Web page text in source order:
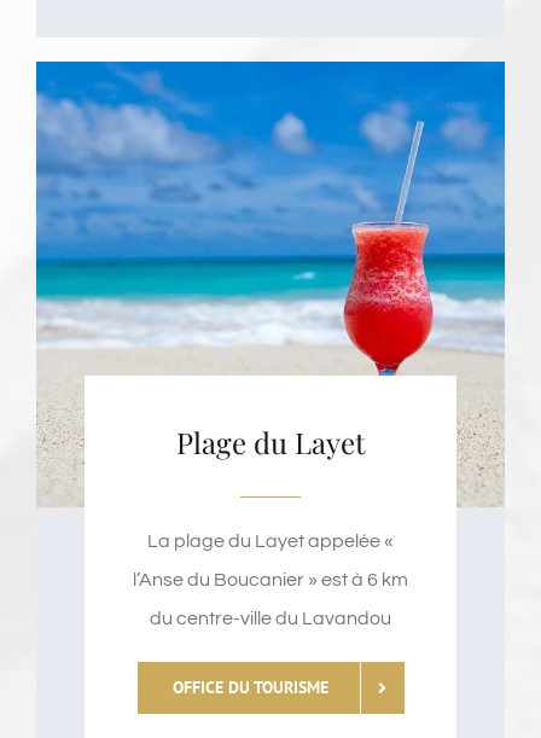
Plage du Layet
La plage du Layet appelée «
l’Anse du Boucanier » est à 6 km
du centre-ville du Lavandou
OFFICE DU TOURISME